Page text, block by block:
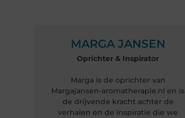
MARGA JANSEN
Oprichter & Inspirator
Marga is de oprichter van
Margajansen-aromatherapie.nl en is
de drijvende kracht achter de
verhalen en de inspiratie die we